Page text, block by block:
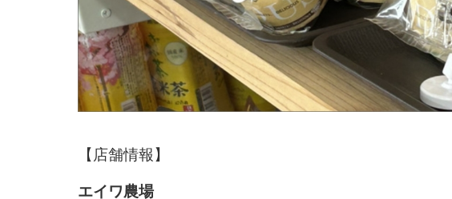
【店舗情報】
エイワ農場